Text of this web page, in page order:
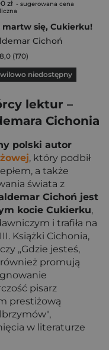
zł - sugerowana cena
martw się, Cukierku!
Cichoń
8,0 (170)
niedostępny
lektur –
Cichonia
polski autor
, który podbił
a także
świata z
Cichoń jest
kocie Cukierku,
i trafiła na
Książki Cichonia,
„Gdzie jesteś,
promują
pisarz
prestiżową
w literaturze